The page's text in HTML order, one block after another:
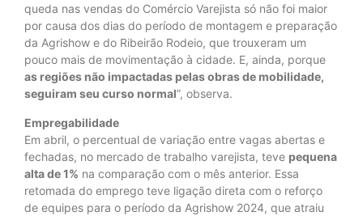
queda nas vendas do Comércio Varejista só não foi maior
por causa dos dias do período de montagem e preparação
da Agrishow e do Ribeirão Rodeio, que trouxeram um
pouco mais de movimentação à cidade. E, ainda, porque
as regiões não impactadas pelas obras de mobilidade,
seguiram seu curso normal”, observa.
Empregabilidade
Em abril, o percentual de variação entre vagas abertas e
fechadas, no mercado de trabalho varejista, teve pequena
alta de 1% na comparação com o mês anterior. Essa
retomada do emprego teve ligação direta com o reforço
de equipes para o período da Agrishow 2024, que atraiu